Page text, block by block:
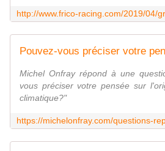
Michel Onfray répond à une
vous préciser votre pensée sur
climatique?"